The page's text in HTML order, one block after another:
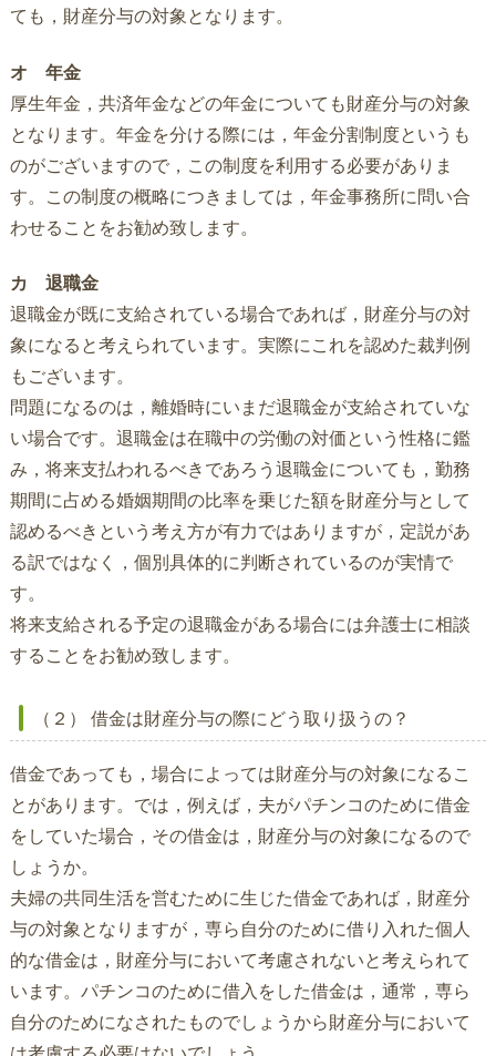
ても，財産分与の対象となります。
オ 年金
厚生年金，共済年金などの年金についても財産分与の対象
となります。年金を分ける際には，年金分割制度というも
のがございますので，この制度を利用する必要がありま
す。この制度の概略につきましては，年金事務所に問い合
わせることをお勧め致します。
カ 退職金
退職金が既に支給されている場合であれば，財産分与の対
象になると考えられています。実際にこれを認めた裁判例
もございます。
問題になるのは，離婚時にいまだ退職金が支給されていな
い場合です。退職金は在職中の労働の対価という性格に鑑
み，将来支払われるべきであろう退職金についても，勤務
期間に占める婚姻期間の比率を乗じた額を財産分与として
認めるべきという考え方が有力ではありますが，定説があ
る訳ではなく，個別具体的に判断されているのが実情で
す。
将来支給される予定の退職金がある場合には弁護士に相談
することをお勧め致します。
（２） 借金は財産分与の際にどう取り扱うの？
借金であっても，場合によっては財産分与の対象になるこ
とがあります。では，例えば，夫がパチンコのために借金
をしていた場合，その借金は，財産分与の対象になるので
しょうか。
夫婦の共同生活を営むために生じた借金であれば，財産分
与の対象となりますが，専ら自分のために借り入れた個人
的な借金は，財産分与において考慮されないと考えられて
います。パチンコのために借入をした借金は，通常，専ら
自分のためになされたものでしょうから財産分与において